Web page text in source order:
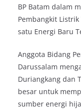
BP Batam dalam
Pembangkit Listrik
satu Energi Baru
Anggota Bidang
Darussalam
Duriangkang dan
besar untuk
sumber energi